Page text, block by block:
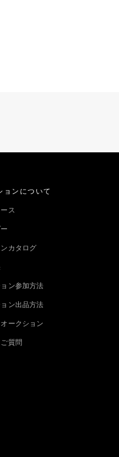
ョンについて
ス
カタログ
ン参加方法
ン出品方法
ークション
質問